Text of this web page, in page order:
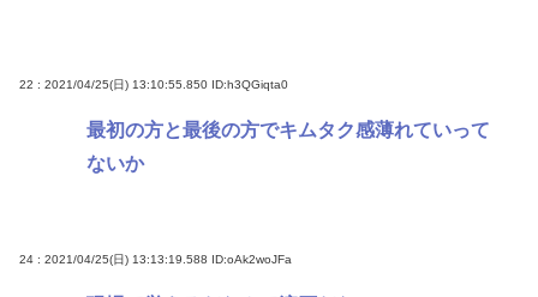
22 : 2021/04/25(日) 13:10:55.850 ID:h3QGiqta0
最初の方と最後の方でキムタク感薄れていって
ないか
24 : 2021/04/25(日) 13:13:19.588 ID:oAk2woJFa